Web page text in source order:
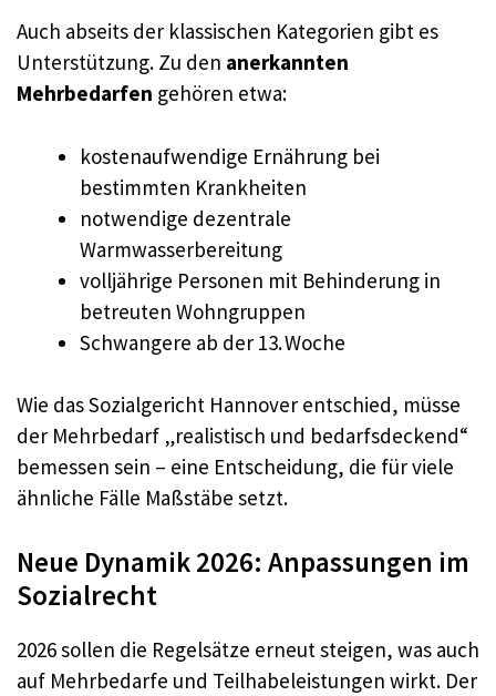
Auch abseits der klassischen Kategorien gibt es
Unterstützung. Zu den anerkannten
Mehrbedarfen gehören etwa:
kostenaufwendige Ernährung bei
bestimmten Krankheiten
notwendige dezentrale
Warmwasserbereitung
volljährige Personen mit Behinderung in
betreuten Wohngruppen
Schwangere ab der 13. Woche
Wie das Sozialgericht Hannover entschied, müsse
der Mehrbedarf „realistisch und bedarfsdeckend“
bemessen sein – eine Entscheidung, die für viele
ähnliche Fälle Maßstäbe setzt.
Neue Dynamik 2026: Anpassungen im
Sozialrecht
2026 sollen die Regelsätze erneut steigen, was auch
auf Mehrbedarfe und Teilhabeleistungen wirkt. Der